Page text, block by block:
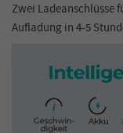
Zwei Ladeanschlüsse
Aufladung in 4-5